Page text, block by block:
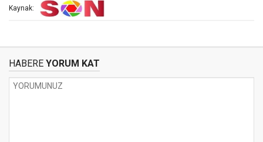
Kaynak:
HABERE YORUM KAT